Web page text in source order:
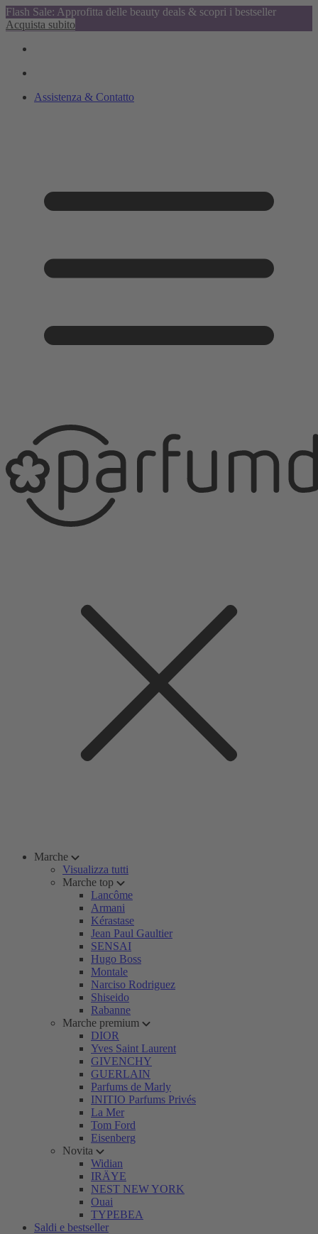
Flash Sale: Approfitta delle beauty deals & scopri i bestseller
Acquista subito
Assistenza & Contatto
Marche
Visualizza tutti
Marche top
Lancôme
Armani
Kérastase
Jean Paul Gaultier
SENSAI
Hugo Boss
Montale
Narciso Rodriguez
Shiseido
Rabanne
Marche premium
DIOR
Yves Saint Laurent
GIVENCHY
GUERLAIN
Parfums de Marly
INITIO Parfums Privés
La Mer
Tom Ford
Eisenberg
Novita
Widian
IRÄYE
NEST NEW YORK
Ouai
TYPEBEA
Saldi e bestseller